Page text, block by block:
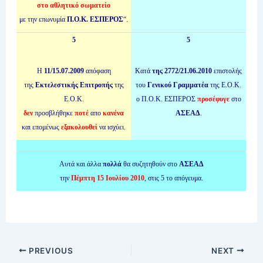
στο αθλητικό σωματείο
με την επωνυμίαΠ.Ο.Κ. ΕΣΠΕΡΟΣ“.
5 5
Η11/15.07.2009απόφαση
της Εκτελεστικής Επιτροπής της
Ε.Ο.Κ.
δενπροσβλήθηκεποτέ αποκανένα
και επομένωςεξακολουθείνα ισχύει.
Κατάτης 2772/21.06.2010 επιστολής
τουΓενικού Γραμματέα της Ε.Ο.Κ.
ο Π.Ο.Κ. ΕΣΠΕΡΟΣ προσέφυγεστο
ΑΣΕΑΔ.
Αυτά και άλλα πολλάθα συζητηθούν στο ΑΣΕΑΔ
την Πέμπτη 15 Ιουλίου 2010, στις 5 το απόγευμα.
PREVIOUS NEXT